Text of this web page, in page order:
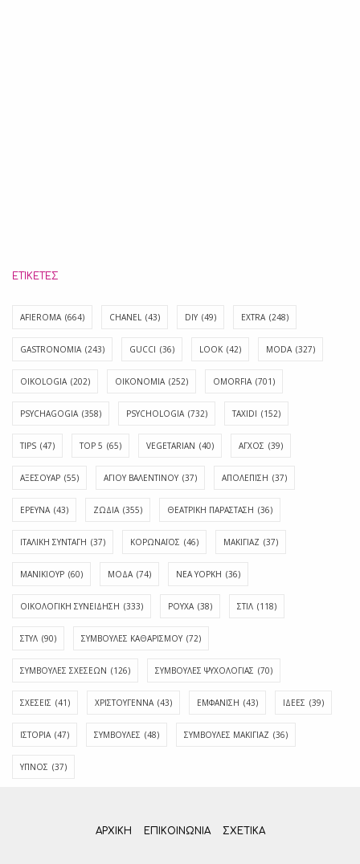
ΕΤΙΚΈΤΕΣ
AFIEROMA (664) CHANEL (43) DIY (49) EXTRA (248)
GASTRONOMIA (243) GUCCI (36) LOOK (42) MODA (327)
OIKOLOGIA (202) OIKONOMIA (252) OMORFIA (701)
PSYCHAGOGIA (358) PSYCHOLOGIA (732) TAXIDI (152)
TIPS (47) TOP 5 (65) VEGETARIAN (40) ΑΓΧΟΣ (39)
ΑΞΕΣΟΥΑΡ (55) ΑΓΊΟΥ ΒΑΛΕΝΤΊΝΟΥ (37) ΑΠΟΛΈΠΙΣΗ (37)
ΕΡΕΥΝΑ (43) ΖΩΔΙΑ (355) ΘΕΑΤΡΙΚΗ ΠΑΡΑΣΤΑΣΗ (36)
ΙΤΑΛΙΚΗ ΣΥΝΤΑΓΗ (37) ΚΟΡΩΝΑΪΟΣ (46) ΜΑΚΙΓΙΑΖ (37)
ΜΑΝΙΚΙΟΥΡ (60) ΜΟΔΑ (74) ΝΕΑ ΥΟΡΚΗ (36)
ΟΙΚΟΛΟΓΙΚΗ ΣΥΝΕΙΔΗΣΗ (333) ΡΟΥΧΑ (38) ΣΤΙΛ (118)
ΣΤΥΛ (90) ΣΥΜΒΟΥΛΕΣ ΚΑΘΑΡΙΣΜΟΥ (72)
ΣΥΜΒΟΥΛΕΣ ΣΧΕΣΕΩΝ (126) ΣΥΜΒΟΥΛΕΣ ΨΥΧΟΛΟΓΙΑΣ (70)
ΣΧΕΣΕΙΣ (41) ΧΡΙΣΤΟΥΓΕΝΝΑ (43) ΕΜΦΆΝΙΣΗ (43) ΙΔΈΕΣ (39)
ΙΣΤΟΡΊΑ (47) ΣΥΜΒΟΥΛΈΣ (48) ΣΥΜΒΟΥΛΈΣ ΜΑΚΙΓΙΆΖ (36)
ΎΠΝΟΣ (37)
ΑΡΧΙΚΗ ΕΠΙΚΟΙΝΩΝΊΑ ΣΧΕΤΙΚΆ